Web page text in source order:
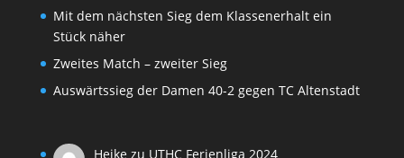
Mit dem nächsten Sieg dem Klassenerhalt ein
Stück näher
Zweites Match – zweiter Sieg
Auswärtssieg der Damen 40-2 gegen TC Altenstadt
Heike zu UTHC Ferienliga 2024